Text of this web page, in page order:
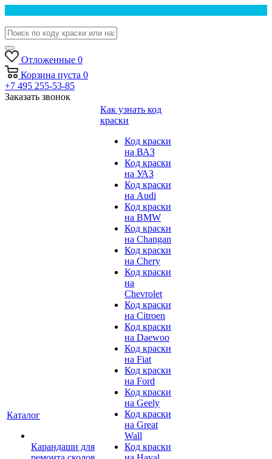
Отложенные 0
Корзина пуста 0
+7 495 255-53-85
Заказать звонок
Каталог
Карандаши для
Как узнать код
краски
Код краски
на ВАЗ
Код краски
на УАЗ
Код краски
на Audi
Код краски
на BMW
Код краски
на Changan
Код краски
на Chery
Код краски
на
Chevrolet
Код краски
на Citroen
Код краски
на Daewoo
Код краски
на Fiat
Код краски
на Ford
Код краски
на Geely
Код краски
на Great
Wall
Код краски